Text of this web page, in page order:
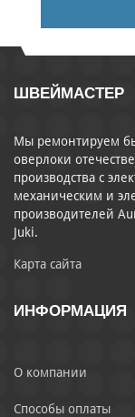
ШВЕЙМАСТЕР
Мы ремонтируем
оверлоки
производства с
механическим и
производителей
Juki.
Карта сайта
ИНФОРМАЦИЯ
О компании
Способы оплаты